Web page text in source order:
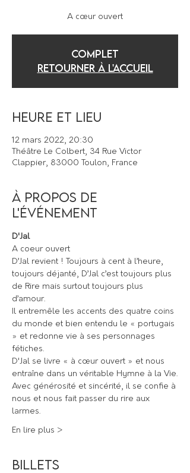
A cœur ouvert
COMPLET
Retourner à l'accueil
Heure et lieu
12 mars 2022, 20:30
Théâtre Le Colbert, 34 Rue Victor
Clappier, 83000 Toulon, France
À propos de
l'événement
D'Jal
A coeur ouvert
D’Jal revient ! Toujours à cent à l’heure,
toujours déjanté, D’Jal c’est toujours plus
de Rire mais surtout toujours plus
d’amour.
Il entremêle les accents des quatre coins
du monde et bien entendu le « portugais
» et redonne vie à ses personnages
fétiches.
D'Jal se livre « à cœur ouvert » et nous
entraîne dans un véritable Hymne à la Vie.
Avec générosité et sincérité, il se confie à
nous et nous fait passer du rire aux
larmes.
En lire plus >
Billets